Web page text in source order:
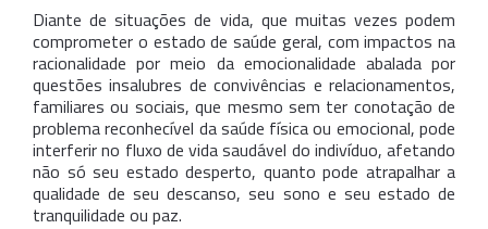
Diante de situações de vida, que muitas vezes podem
comprometer o estado de saúde geral, com impactos na
racionalidade por meio da emocionalidade abalada por
questões insalubres de convivências e relacionamentos,
familiares ou sociais, que mesmo sem ter conotação de
problema reconhecível da saúde física ou emocional, pode
interferir no fluxo de vida saudável do indivíduo, afetando
não só seu estado desperto, quanto pode atrapalhar a
qualidade de seu descanso, seu sono e seu estado de
tranquilidade ou paz.